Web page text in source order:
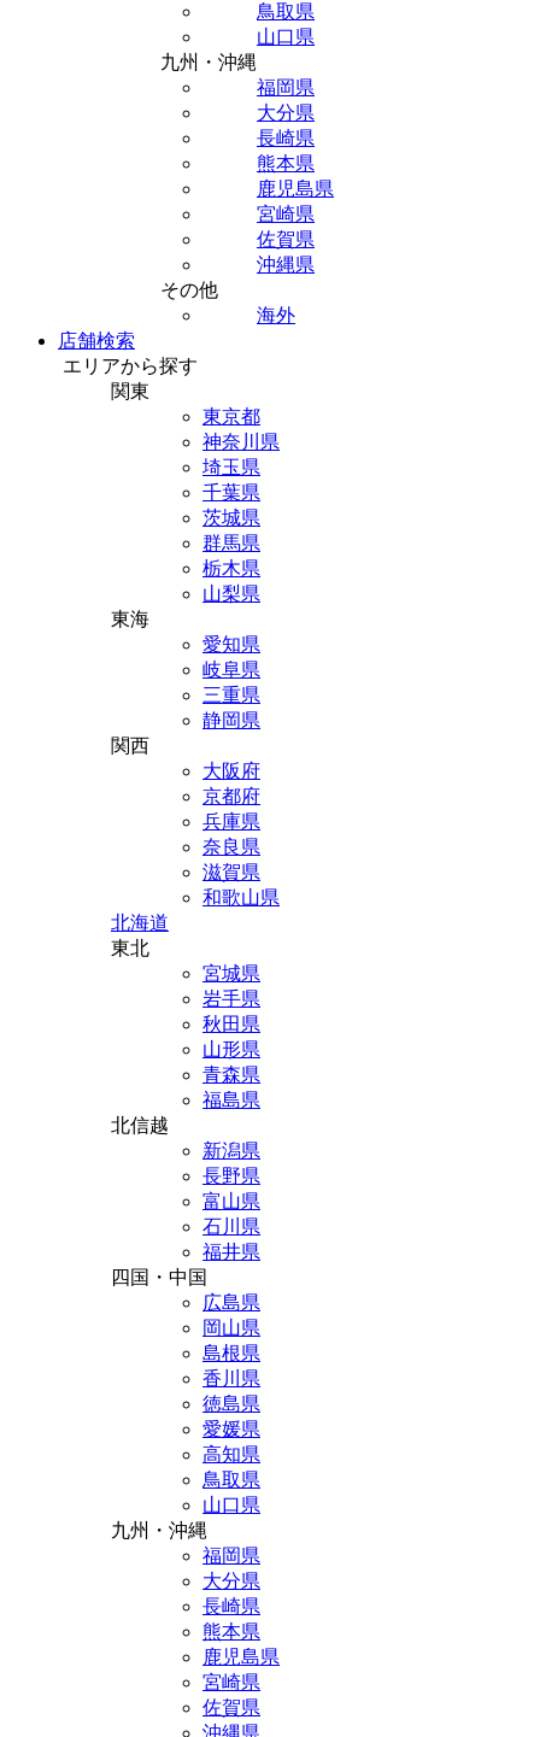
鳥取県
山口県
九州・沖縄
福岡県
大分県
長崎県
熊本県
鹿児島県
宮崎県
佐賀県
沖縄県
その他
海外
店舗検索
エリアから探す
関東
東京都
神奈川県
埼玉県
千葉県
茨城県
群馬県
栃木県
山梨県
東海
愛知県
岐阜県
三重県
静岡県
関西
大阪府
京都府
兵庫県
奈良県
滋賀県
和歌山県
北海道
東北
宮城県
岩手県
秋田県
山形県
青森県
福島県
北信越
新潟県
長野県
富山県
石川県
福井県
四国・中国
広島県
岡山県
島根県
香川県
徳島県
愛媛県
高知県
鳥取県
山口県
九州・沖縄
福岡県
大分県
長崎県
熊本県
鹿児島県
宮崎県
佐賀県